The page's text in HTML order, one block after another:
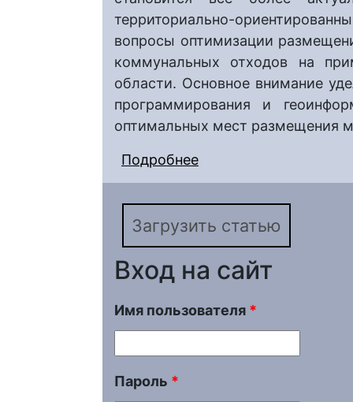
территориально-
вопросы оптимизации
коммунальных отходов на
области. Основное внимание
программирования и
оптимальных мест размещения
Подробнее
твердых
района Саратовской
Загрузить статью
Вход на сайт
Имя пользователя *
Пароль *